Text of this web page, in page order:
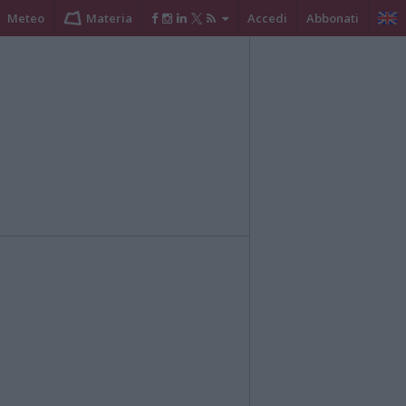
Meteo Materia Accedi Abbonati